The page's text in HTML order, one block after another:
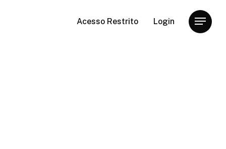
Acesso Restrito Login Menu